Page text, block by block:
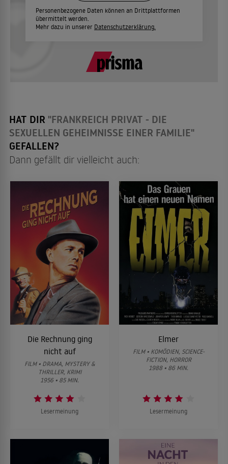
Personenbezogene Daten können an Drittplattformen
übermittelt werden.
Mehr dazu in unserer Datenschutzerklärung.
HAT DIR "FRANKREICH PRIVAT - DIE
SEXUELLEN GEHEIMNISSE EINER FAMILIE"
GEFALLEN?
Dann gefällt dir vielleicht auch:
Die Rechnung ging
nicht auf
FILM • DRAMA, MYSTERY &
THRILLER, KRIMI
1956 • 85 MIN.
Lesermeinung
Elmer
FILM • KOMÖDIEN, SCIENCE-
FICTION, HORROR
1988 • 86 MIN.
Lesermeinung